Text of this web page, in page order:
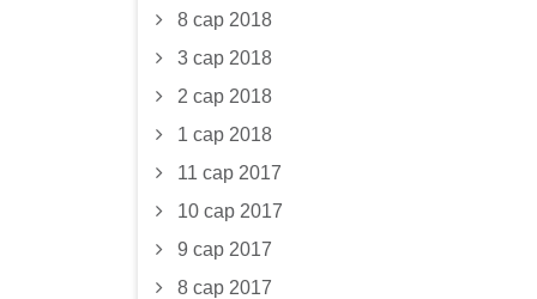
8 сар 2018
3 сар 2018
2 сар 2018
1 сар 2018
11 сар 2017
10 сар 2017
9 сар 2017
8 сар 2017